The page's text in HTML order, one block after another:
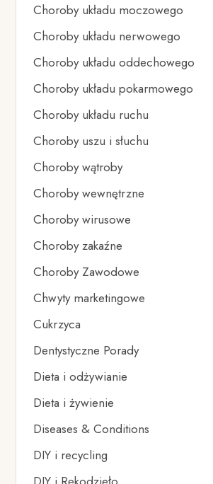
Choroby układu moczowego
Choroby układu nerwowego
Choroby układu oddechowego
Choroby układu pokarmowego
Choroby układu ruchu
Choroby uszu i słuchu
Choroby wątroby
Choroby wewnętrzne
Choroby wirusowe
Choroby zakaźne
Choroby Zawodowe
Chwyty marketingowe
Cukrzyca
Dentystyczne Porady
Dieta i odżywianie
Dieta i żywienie
Diseases & Conditions
DIY i recycling